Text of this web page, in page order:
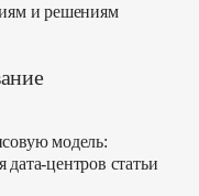
и решениям
модель:
центров статьи